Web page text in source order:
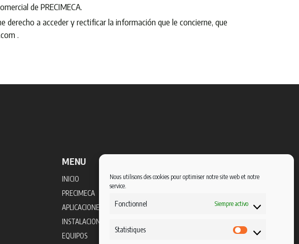
Nous utilisons des cookies pour optimiser notre site web et notre
service.
Fonctionnel Siempre activo
Statistiques Statistiques
de PRECIMECA.
a acceder y rectificar la información que le concierne, que
.
MENU
INICIO
PRECIMECA
APLICACIONES
INSTALACIONES
EQUIPOS